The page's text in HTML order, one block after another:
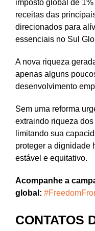
imposto global de
receitas das
direcionados para
essenciais no Sul
A nova riqueza
apenas alguns
desenvolvimento
Sem uma reforma
extraindo riqueza
limitando sua
proteger a dignidade
estável e equitativo.
Acompanhe a
global:
CONTATOS